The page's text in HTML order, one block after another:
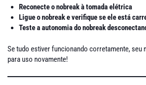
Reconecte o nobreak à tomada elétrica
Ligue o nobreak e verifique se ele está
Teste a autonomia do nobreak
Se tudo estiver funcionando corretamente, seu
para uso novamente!